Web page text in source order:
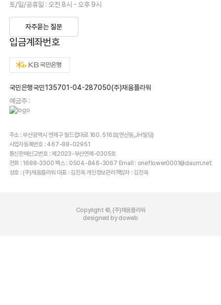
토/일/공휴일 : 오전 8시 - 오후 9시
자주묻는 질문
입금계좌번호
국민은행국민135701-04-287050(주)채움플라워
예금주 :
주소 : 부산광역시 연제구 월드컵대로 160. 516호(연산동,JH빌딩)
사업자등록번호 : 467-88-02951
통신판매신고번호 : 제2023-부산연제-0305호
전화 : 1688-3300 팩스 : 0504-846-3067 Email : oneflower0001@daum.net
상호 : (주)채움플라워 대표 : 김진옥 개인정보관리책임자 : 김진옥
Copyright ©, (주)채움플라워
designed by doweb